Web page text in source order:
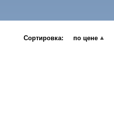
Сортировка: по цене